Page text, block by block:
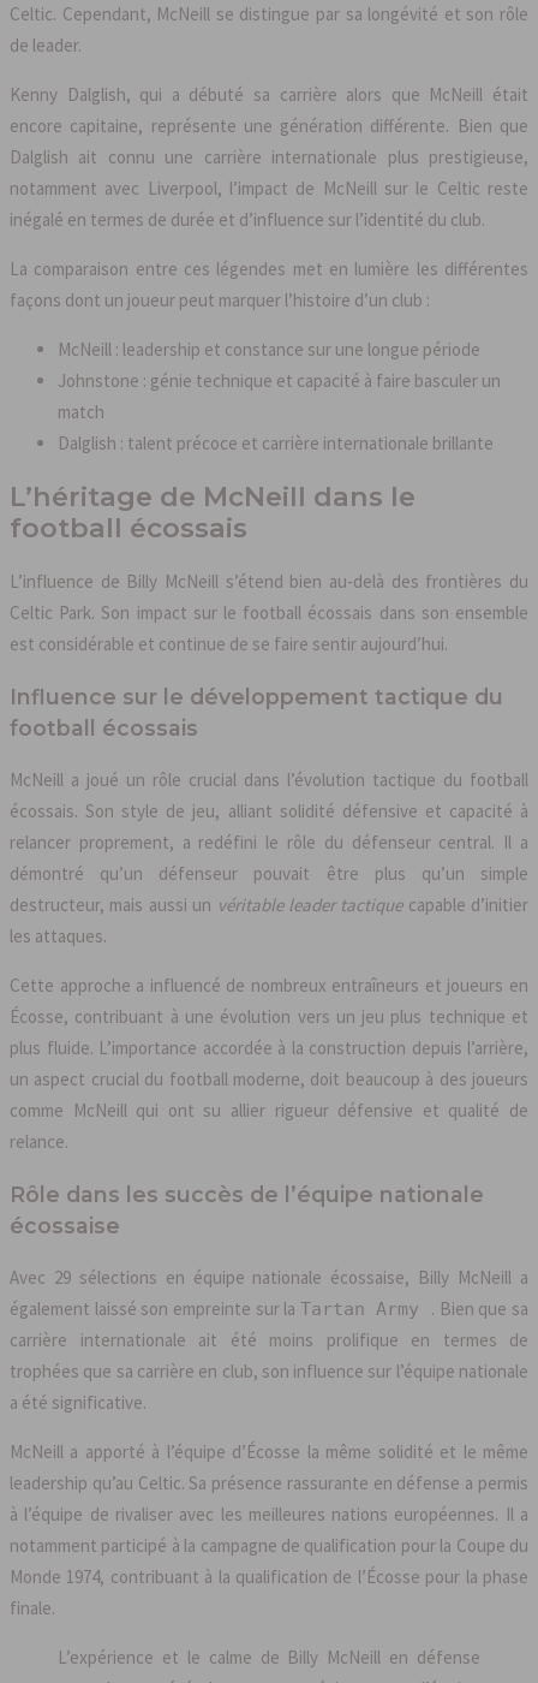
Celtic. Cependant, McNeill se distingue par sa longévité et son rôle
de leader.
Kenny Dalglish, qui a débuté sa carrière alors que McNeill était
encore capitaine, représente une génération différente. Bien que
Dalglish ait connu une carrière internationale plus prestigieuse,
notamment avec Liverpool, l’impact de McNeill sur le Celtic reste
inégalé en termes de durée et d’influence sur l’identité du club.
La comparaison entre ces légendes met en lumière les différentes
façons dont un joueur peut marquer l’histoire d’un club :
McNeill : leadership et constance sur une longue période
Johnstone : génie technique et capacité à faire basculer un
match
Dalglish : talent précoce et carrière internationale brillante
L’héritage de McNeill dans le
football écossais
L’influence de Billy McNeill s’étend bien au-delà des frontières du
Celtic Park. Son impact sur le football écossais dans son ensemble
est considérable et continue de se faire sentir aujourd’hui.
Influence sur le développement tactique du
football écossais
McNeill a joué un rôle crucial dans l’évolution tactique du football
écossais. Son style de jeu, alliant solidité défensive et capacité à
relancer proprement, a redéfini le rôle du défenseur central. Il a
démontré qu’un défenseur pouvait être plus qu’un simple
destructeur, mais aussi un véritable leader tactique capable d’initier
les attaques.
Cette approche a influencé de nombreux entraîneurs et joueurs en
Écosse, contribuant à une évolution vers un jeu plus technique et
plus fluide. L’importance accordée à la construction depuis l’arrière,
un aspect crucial du football moderne, doit beaucoup à des joueurs
comme McNeill qui ont su allier rigueur défensive et qualité de
relance.
Rôle dans les succès de l’équipe nationale
écossaise
Avec 29 sélections en équipe nationale écossaise, Billy McNeill a
également laissé son empreinte sur la Tartan Army . Bien que sa
carrière internationale ait été moins prolifique en termes de
trophées que sa carrière en club, son influence sur l’équipe nationale
a été significative.
McNeill a apporté à l’équipe d’Écosse la même solidité et le même
leadership qu’au Celtic. Sa présence rassurante en défense a permis
à l’équipe de rivaliser avec les meilleures nations européennes. Il a
notamment participé à la campagne de qualification pour la Coupe du
Monde 1974, contribuant à la qualification de l’Écosse pour la phase
finale.
L’expérience et le calme de Billy McNeill en défense